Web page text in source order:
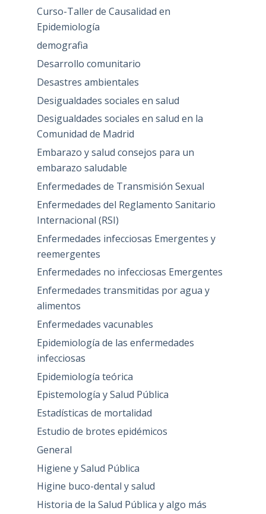
Curso-Taller de Causalidad en
Epidemiología
demografia
Desarrollo comunitario
Desastres ambientales
Desigualdades sociales en salud
Desigualdades sociales en salud en la
Comunidad de Madrid
Embarazo y salud consejos para un
embarazo saludable
Enfermedades de Transmisión Sexual
Enfermedades del Reglamento Sanitario
Internacional (RSI)
Enfermedades infecciosas Emergentes y
reemergentes
Enfermedades no infecciosas Emergentes
Enfermedades transmitidas por agua y
alimentos
Enfermedades vacunables
Epidemiología de las enfermedades
infecciosas
Epidemiología teórica
Epistemología y Salud Pública
Estadísticas de mortalidad
Estudio de brotes epidémicos
General
Higiene y Salud Pública
Higine buco-dental y salud
Historia de la Salud Pública y algo más